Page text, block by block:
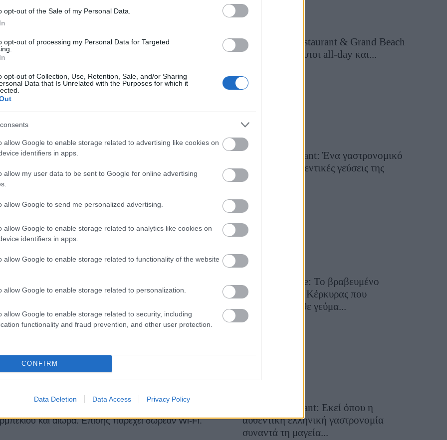
opt-out of the Sale of my Personal Data.
opt-out of processing my Personal Data for Targeted
opt-out of Collection, Use, Retention, Sale, and/or Sharing
Data that Is Unrelated with the Purposes for which it
allow Google to enable storage related to advertising like cookies on
identifiers in apps.
allow my user data to be sent to Google for online advertising
allow Google to send me personalized advertising.
allow Google to enable storage related to analytics like cookies on
identifiers in apps.
allow Google to enable storage related to functionality of the website
allow Google to enable storage related to personalization.
allow Google to enable storage related to security, including
functionality and fraud prevention, and other user protection.
CONFIRM
Data Deletion Data Access Privacy Policy
Garden Hotel
παραθαλάσσιο χωριόΓεννάδι , στη νοτιοανατολική
και αιώρα. Επίσης παρέχει δωρεάν Wi-Fi.
Grand Asia Restaurant & Grand Beach
Club: Οι απόλυτοι all-day και...
Tsapis Restaurant: Ένα γαστρονομικό
ταξίδι στις αυθεντικές γεύσεις της
Σίφνου!
Toula’s Seaside: Το βραβευμένο
εστιατόριο της Κέρκυρας που
μετατρέπει κάθε γεύμα...
28 Ιουλίου 2026, 11:05
Cavos Restaurant: Εκεί όπου η
αυθεντική ελληνική γαστρονομία
συναντά τη μαγεία...